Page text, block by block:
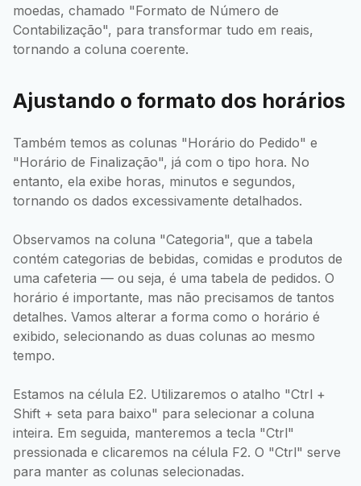
moedas, chamado "Formato de Número de
Contabilização", para transformar tudo em reais,
tornando a coluna coerente.
Ajustando o formato dos horários
Também temos as colunas "Horário do Pedido" e
"Horário de Finalização", já com o tipo hora. No
entanto, ela exibe horas, minutos e segundos,
tornando os dados excessivamente detalhados.
Observamos na coluna "Categoria", que a tabela
contém categorias de bebidas, comidas e produtos de
uma cafeteria — ou seja, é uma tabela de pedidos. O
horário é importante, mas não precisamos de tantos
detalhes. Vamos alterar a forma como o horário é
exibido, selecionando as duas colunas ao mesmo
tempo.
Estamos na célula E2. Utilizaremos o atalho "Ctrl +
Shift + seta para baixo" para selecionar a coluna
inteira. Em seguida, manteremos a tecla "Ctrl"
pressionada e clicaremos na célula F2. O "Ctrl" serve
para manter as colunas selecionadas.